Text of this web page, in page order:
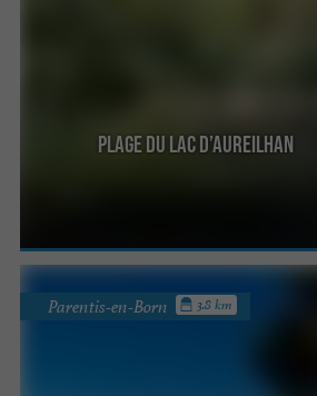
Plage du Lac d’Aureilhan
Le Lac d’Aureilhan est un délice, car il niché au
Parentis-en-Born 3.8 km